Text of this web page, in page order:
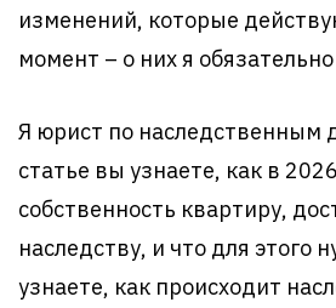
изменений, которые
момент – о них я
Я юрист по наследственным
статье вы узнаете, как в
собственность квартиру,
наследству, и что для этого
узнаете, как происходит